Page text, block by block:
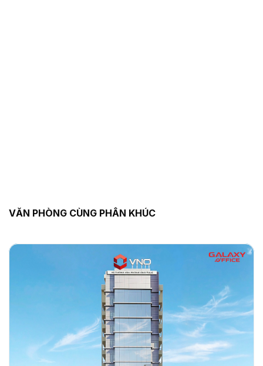
VĂN PHÒNG CÙNG PHÂN KHÚC